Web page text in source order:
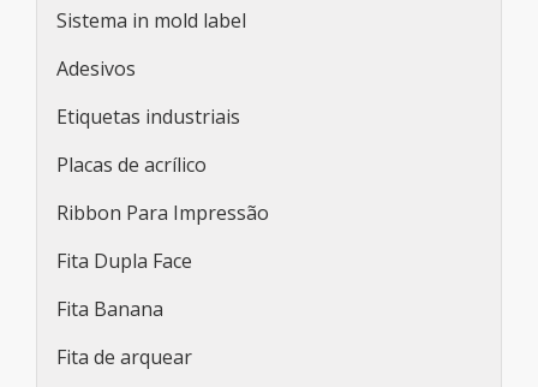
Sistema in mold label
Adesivos
Etiquetas industriais
Placas de acrílico
Ribbon Para Impressão
Fita Dupla Face
Fita Banana
Fita de arquear